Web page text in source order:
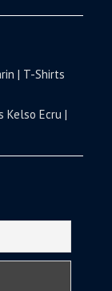
| T-Shirts
Kelso Ecru |